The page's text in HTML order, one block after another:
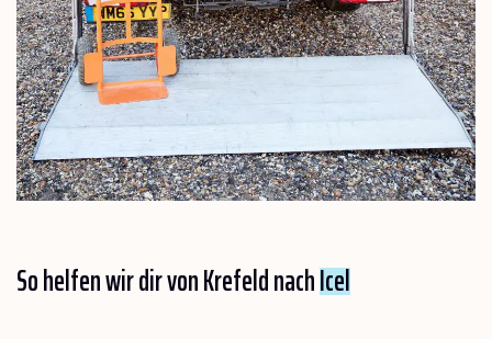
So helfen wir dir von Krefeld nachIcel